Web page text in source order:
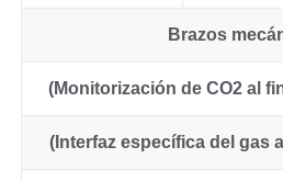
Brazos
(Monitorización de CO2 al
(Interfaz específica del gas